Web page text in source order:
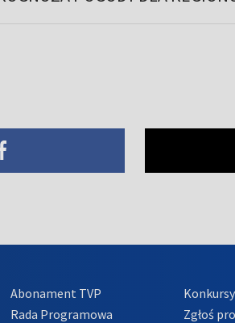
Abonament TVP
Rada Programowa
Konkursy
Zgłoś